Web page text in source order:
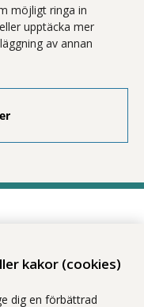
kakor (cookies)
dig en förbättrad
möjligt ringa in
upptäcka mer
av annan